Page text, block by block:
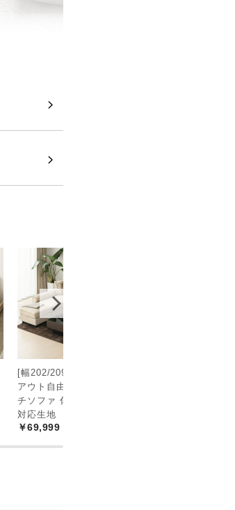
[幅202/209/239cm] レイ
アウト自由 3人掛けカウ
チソファ 傷に強いペット
対応生地
￥69,999